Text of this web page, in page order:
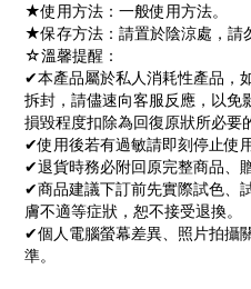
★使用方法：一般使用方法。
★保存方法：請置於陰涼處，請
☆溫馨提醒：
✔本產品屬於私人消耗性產品，
拆封，請儘速向客服反應，以免
損毀程度扣除為回復原狀所必要
✔使用後若有過敏請即刻停止使
✔退貨時務必附回原完整商品、
✔商品建議下訂前先實際試色、
膚不適等症狀，恕不接受退換。
✔個人電腦螢幕差異、照片拍攝
準。